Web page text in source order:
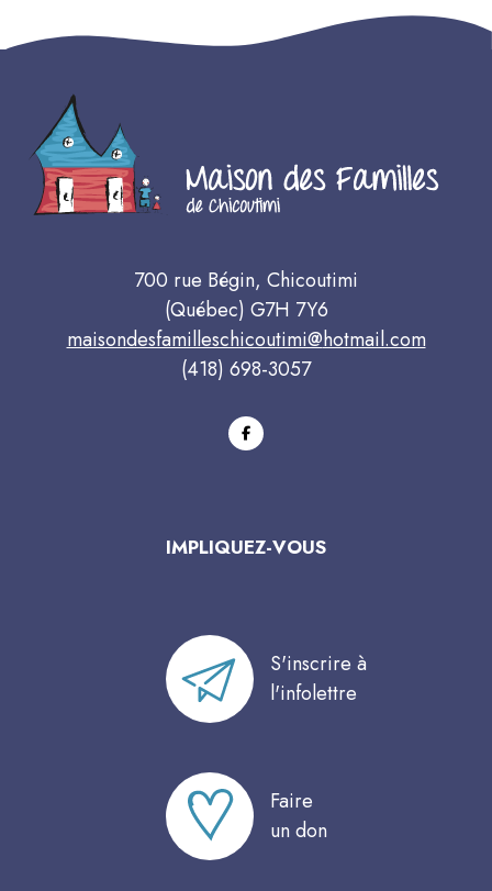
700 rue Bégin, Chicoutimi
(Québec) G7H 7Y6
maisondesfamilleschicoutimi@hotmail.com
(418) 698-3057
facebook
IMPLIQUEZ-VOUS
S'inscrire à
l'infolettre
Faire
un don